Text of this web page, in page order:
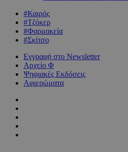
#Καιρός
#Τζόκερ
#Φαρμακεία
#Σκίτσο
Εγγραφή στο Newsletter
Αρχείο Φ
Ψηφιακές Εκδόσεις
Αφιερώματα